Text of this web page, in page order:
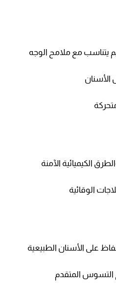
يتناسب مع ملامح الوجه
الأسنان
الكيميائية الآمنة
الوقائية
على الأسنان الطبيعية
التسوس المتقدم